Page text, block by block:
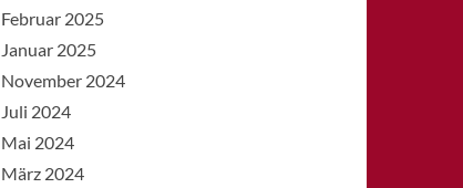
Februar 2025
Januar 2025
November 2024
Juli 2024
Mai 2024
März 2024